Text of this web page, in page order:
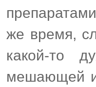
же время,
какой-то
мешающей